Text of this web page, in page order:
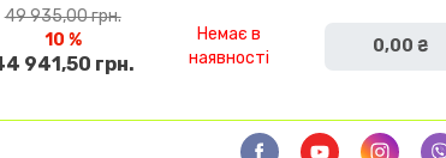
49 935,00 грн.
10 %
941,50 грн.
Немає в
наявності
0,00 ₴